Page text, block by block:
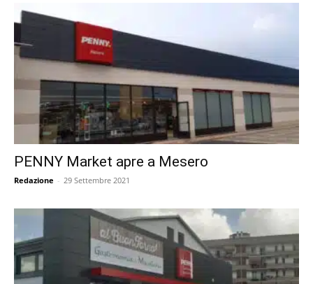
PENNY Market apre a Mesero
Redazione - 29 Settembre 2021